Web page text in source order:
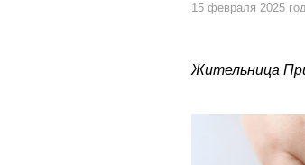
15 февраля 2025
Жительница